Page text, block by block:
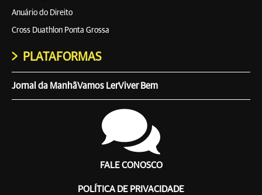
Anuário do Direito
Cross Duathlon Ponta Grossa
PLATAFORMAS
Jornal da ManhãVamos LerViver Bem
FALE CONOSCO
POLÍTICA DE PRIVACIDADE